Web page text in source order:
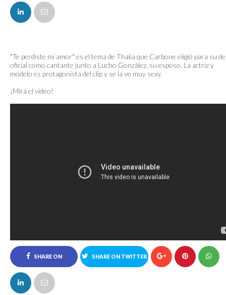
FACEBOOK
"Te perdiste mi amor" es el tema de Thalía que Carbone eligió para su
oficial como cantante junto a Lucho González, su esposo. La actriz y
modelo es protagonista del clip y se la ve muy sexy.
¡Mirá el video!
SHARE ON
FACEBOOK
SHARE ON TWITTER